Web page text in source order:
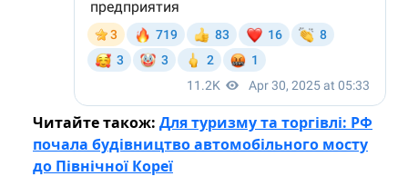
Читайте також: Для туризму та торгівлі: РФ
почала будівництво автомобільного мосту
до Північної Кореї